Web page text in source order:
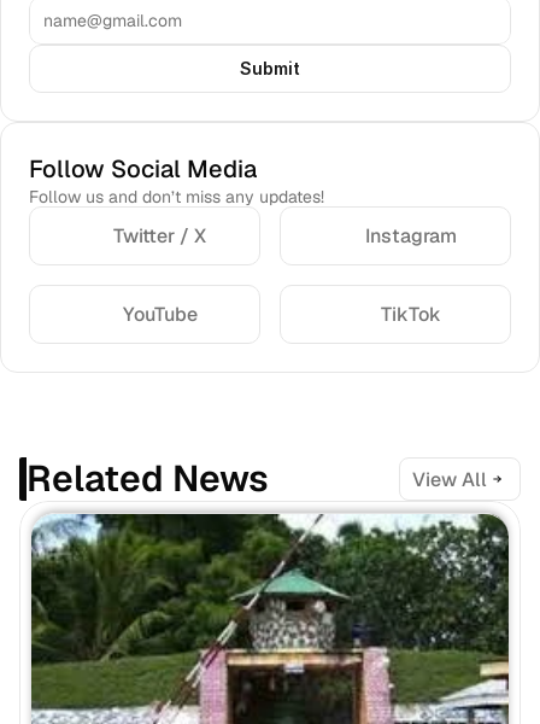
Submit
Follow Social Media
Follow us and don’t miss any updates!
Twitter / X Instagram
YouTube TikTok
Related News View All